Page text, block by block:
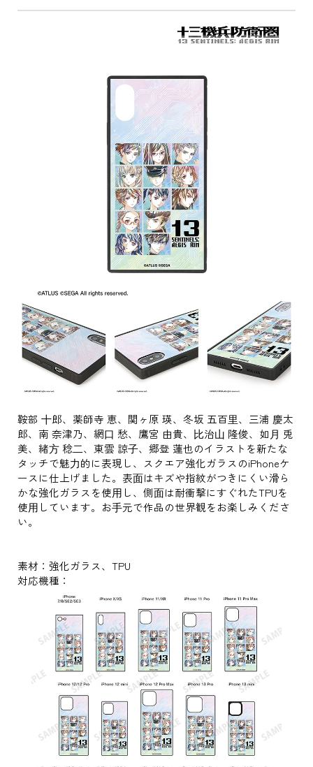
鞍部 ⼗郎、薬師寺 恵、関ヶ原 瑛、冬坂 五百⾥、三浦 慶太
郎、南 奈津乃、網⼝ 愁、鷹宮 由貴、⽐治⼭ 隆俊、如⽉ 兎
美、緒⽅ 稔⼆、東雲 諒⼦、郷登 蓮也のイラストを新たな
タッチで魅⼒的に表現し、スクエア強化ガラスのiPhoneケ
ースに仕上げました。表⾯はキズや指紋がつきにくい滑ら
かな強化ガラスを使⽤し、側⾯は耐衝撃にすぐれたTPUを
使⽤しています。お⼿元で作品の世界観をお楽しみくださ
い。
素材：強化ガラス、TPU
対応機種：